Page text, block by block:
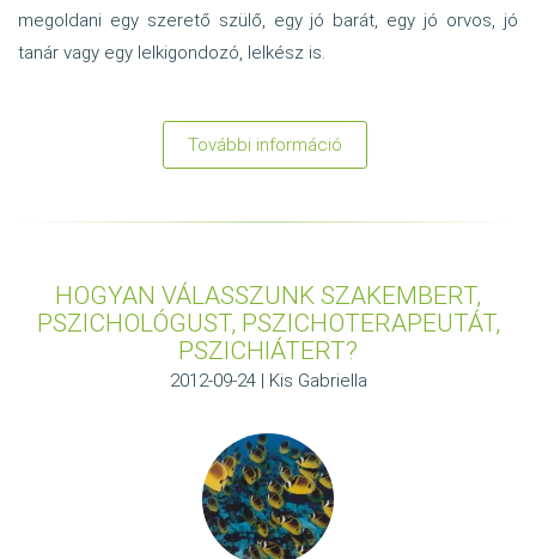
megoldani egy szerető szülő, egy jó barát, egy jó orvos, jó
tanár vagy egy lelkigondozó, lelkész is.
További információ
HOGYAN VÁLASSZUNK SZAKEMBERT,
PSZICHOLÓGUST, PSZICHOTERAPEUTÁT,
PSZICHIÁTERT?
2012-09-24 | Kis Gabriella